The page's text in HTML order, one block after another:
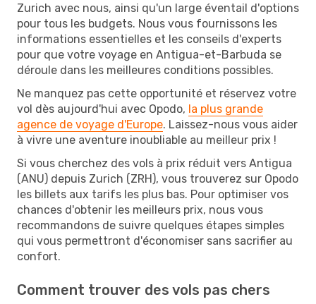
Zurich avec nous, ainsi qu'un large éventail d'options
pour tous les budgets. Nous vous fournissons les
informations essentielles et les conseils d'experts
pour que votre voyage en Antigua-et-Barbuda se
déroule dans les meilleures conditions possibles.
Ne manquez pas cette opportunité et réservez votre
vol dès aujourd'hui avec Opodo, la plus grande
agence de voyage d'Europe. Laissez-nous vous aider
à vivre une aventure inoubliable au meilleur prix !
Si vous cherchez des vols à prix réduit vers Antigua
(ANU) depuis Zurich (ZRH), vous trouverez sur Opodo
les billets aux tarifs les plus bas. Pour optimiser vos
chances d'obtenir les meilleurs prix, nous vous
recommandons de suivre quelques étapes simples
qui vous permettront d'économiser sans sacrifier au
confort.
Comment trouver des vols pas chers